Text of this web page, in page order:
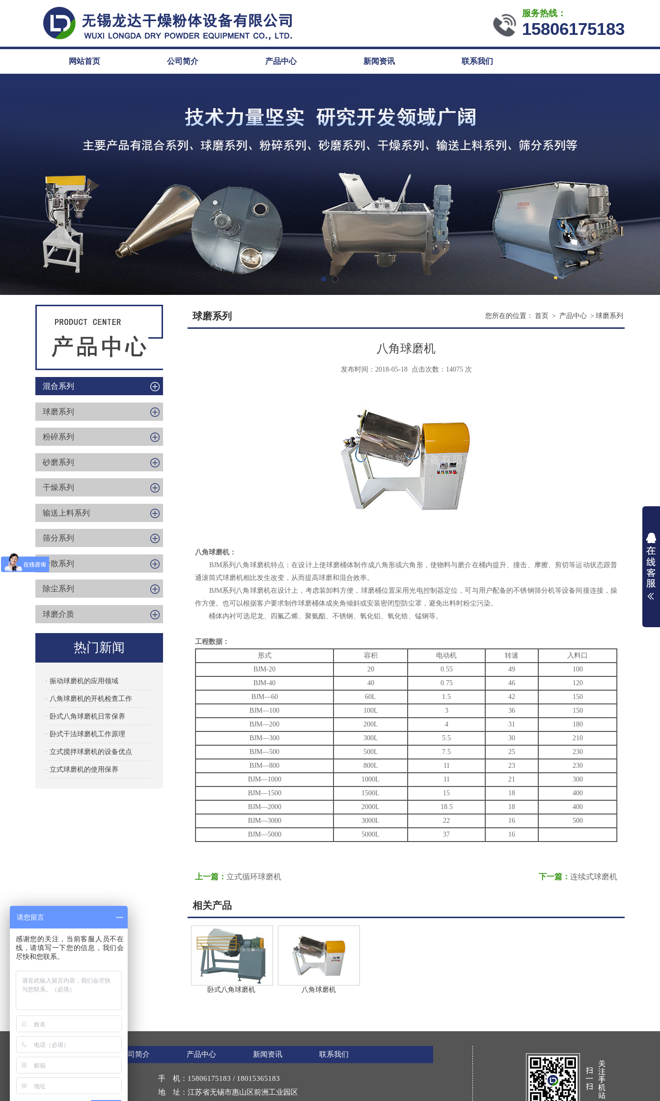
服务热线：
15806175183
网站首页 公司简介 产品中心 新闻资讯 联系我们
混合系列
球磨系列
粉碎系列
砂磨系列
干燥系列
输送上料系列
筛分系列
分散系列
除尘系列
球磨介质
热门新闻
· 振动球磨机的应用领域
· 八角球磨机的开机检查工作
· 卧式八角球磨机日常保养
· 卧式干法球磨机工作原理
· 立式搅拌球磨机的设备优点
· 立式球磨机的使用保养
球磨系列 您所在的位置： 首页 > 产品中心 > 球磨系列
八角球磨机
发布时间：2018-05-18 点击次数：14075 次
八角球磨机：
BJM系列八角球磨机特点：在设计上使球磨桶体制作成八角形或六角形，使物料与磨介在桶内提升、撞击、摩擦、剪切等运动状态跟普
通滚筒式球磨机相比发生改变，从而提高球磨和混合效率。
BJM系列八角球磨机在设计上，考虑装卸料方便，球磨桶位置采用光电控制器定位，可与用户配备的不锈钢筛分机等设备间接连接，操
作方便。也可以根据客户要求制作球磨桶体成夹角倾斜或安装密闭型防尘罩，避免出料时粉尘污染。
桶体内衬可选尼龙、四氟乙烯、聚氨酯、不锈钢、氧化铝、氧化锆、锰钢等。
工程数据：
形式
容积 电动机 转速
入料口
BJM-20
20 0.55 49
100
BJM-40
40 0.75 46
120
BJM—60
60L 1.5 42
150
BJM—100
100L 3 36
150
BJM—200
200L 4 31
180
BJM—300
300L 5.5 30
210
BJM—500
500L 7.5 25
230
BJM—800
800L 11 23
230
BJM—1000
1000L 11 21
300
BJM—1500
1500L 15 18
400
BJM—2000
2000L 18.5 18
400
BJM—3000
3000L 22 16
500
BJM—5000
5000L 37 16
上一篇： 立式循环球磨机 下一篇： 连续式球磨机
相关产品
卧式八角球磨机 八角球磨机
网站首页 公司简介 产品中心 新闻资讯 联系我们
联系人：龙经理
手 机：15806175183 / 18015365183
网 址：www.wxldft.com
地 址：江苏省无锡市惠山区前洲工业园区
请您留言
感谢您的关注，当前客服人员不在
线，请填写一下您的信息，我们会
尽快和您联系。